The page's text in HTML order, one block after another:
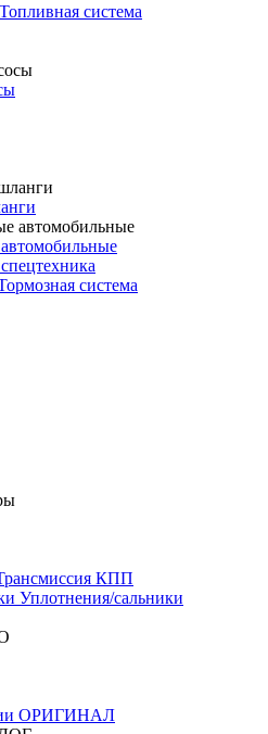
Топливная система
система
КПП
Уплотнения/сальники
ОРИГИНАЛ